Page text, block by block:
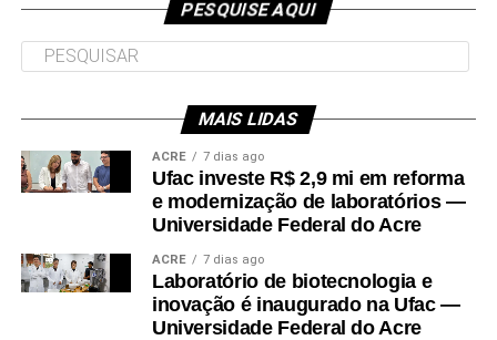
recurso para melhorias de laboratórios e unidades de ensino da
universidade, como o Ufac Leite e o Horto das Plantas
Alimentícias Não Convencionais, os quais atendem as
Outra parte do recurso será aplicada em propriedades rurais,
fomentando unidades de referência em produção, com técnicas
sustentáveis, como integração entre produção animal e produção
vegetal, recuperação de solos degradados, manejo integrado de
adoção de rotação e consórcio de plantas. O projeto também
custeará contratação de técnicos extensionistas para trabalho nas
comunidades envolvidas.
PESQUISE AQUI
MAIS LIDAS
ACRE 7 dias ago
Ufac investe R$ 2,9 mi em reforma
e modernização de laboratórios —
Universidade Federal do Acre
ACRE 7 dias ago
Laboratório de biotecnologia e
inovação é inaugurado na Ufac —
Universidade Federal do Acre